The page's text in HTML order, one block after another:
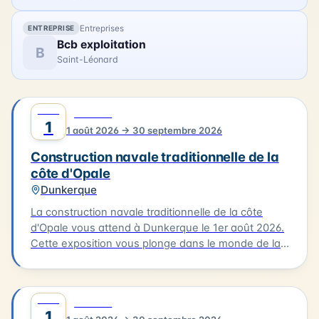
l'atmosphère créative qui a animé la baie de
Canche il y a plus d'un siècle.
ENTREPRISE Entreprises
B Bcb exploitation
Saint-Léonard
1 1 août 2026 → 30 septembre 2026
Construction navale traditionnelle de la
côte d'Opale
Dunkerque
La construction navale traditionnelle de la côte
d'Opale vous attend à Dunkerque le 1er août 2026.
Cette exposition vous plonge dans le monde de la
Vous découvrirez les différentes étapes de la
construction d'un bateau, de la conception à la